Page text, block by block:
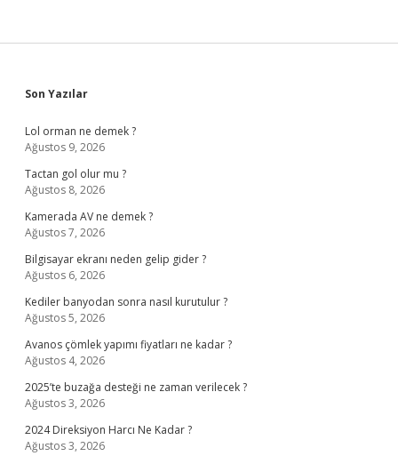
Sidebar
Son Yazılar
Lol orman ne demek ?
Ağustos 9, 2026
Tactan gol olur mu ?
Ağustos 8, 2026
Kamerada AV ne demek ?
Ağustos 7, 2026
Bilgisayar ekranı neden gelip gider ?
Ağustos 6, 2026
Kediler banyodan sonra nasıl kurutulur ?
Ağustos 5, 2026
Avanos çömlek yapımı fiyatları ne kadar ?
Ağustos 4, 2026
2025’te buzağa desteği ne zaman verilecek ?
Ağustos 3, 2026
2024 Direksiyon Harcı Ne Kadar ?
Ağustos 3, 2026